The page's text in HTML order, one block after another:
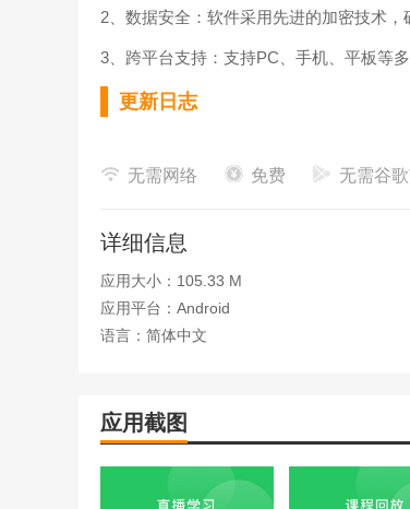
2、数据安全：软件采用先进的加密技术，
3、跨平台支持：支持PC、手机、平板等
更新日志
修复了一些BUG
无需网络 免费 无需谷
详细信息
应用大小：105.33 M
应用平台：Android
语言：简体中文
应用截图